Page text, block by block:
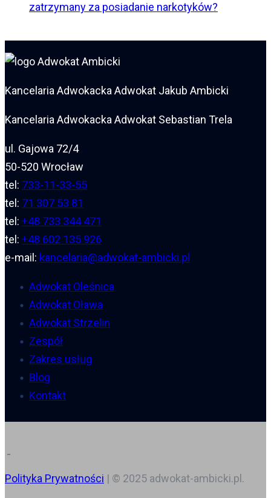
zatrzymany za posiadanie narkotyków?
Kancelaria Adwokacka Adwokat Jakub Ambicki
Kancelaria Adwokacka Adwokat Sebastian Trela
ul. Gajowa 72/4
50-520 Wrocław
tel: 733-11-33-55
tel: 71 307 53 81
tel: +48 733 344 471
tel: +48 602 135 926
e-mail: kancelaria@adwokat-ambicki.pl
Adwokat Oleśnica
Adwokat Oława
Adwokat Strzelin
Zespół
Zakres usług
Blog
Kontakt
Polityka Prywatności | © 2025 adwokat-ambicki.pl.